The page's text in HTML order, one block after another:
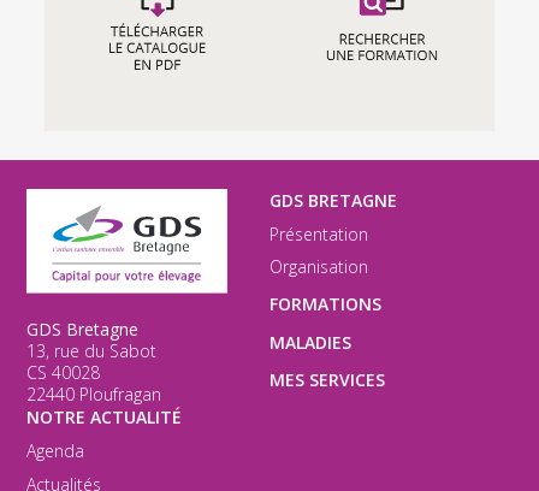
GDS Bretagne
13, rue du Sabot
CS 40028
22440 Ploufragan
GDS BRETAGNE
Présentation
Organisation
FORMATIONS
MALADIES
MES SERVICES
NOTRE ACTUALITÉ
Agenda
Actualités